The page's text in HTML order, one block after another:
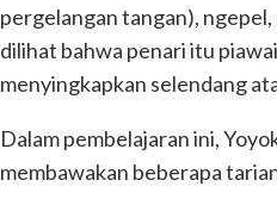
pergelangan tangan),
dilihat bahwa penari itu
menyingkapkan selendang
Dalam pembelajaran ini,
membawakan beberapa